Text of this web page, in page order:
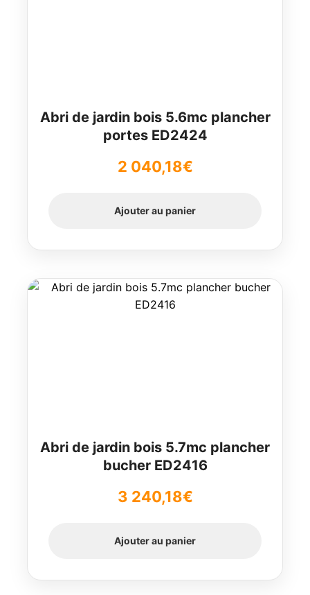
Abri de jardin bois 5.6mc plancher
portes ED2424
2 040,18€
Ajouter au panier
Abri de jardin bois 5.7mc plancher
bucher ED2416
3 240,18€
Ajouter au panier